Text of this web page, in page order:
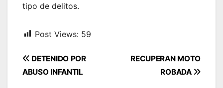
tipo de delitos.
Post Views: 59
Navegación
de
RECUPERAN MOTO
ROBADA
DETENIDO POR
ABUSO INFANTIL